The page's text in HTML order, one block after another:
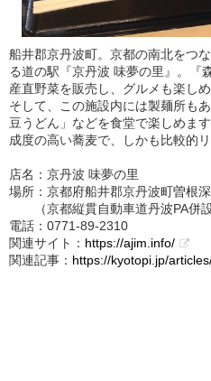
船井郡京丹波町。京都の南北をつ
る道の駅『京丹波 味夢の里』。『
産直野菜を販売し、グルメも楽し
そして、この施設内には製麺所も
豆うどん」などを食堂で楽しめま
成度の高い蕎麦で、しかも比較的
店名：京丹波 味夢の里
場所：京都府船井郡京丹波町曽根
（京都縦貫自動車道丹波PA併設
電話：0771-89-2310
関連サイト： https://ajim.info/
関連記事： https://kyotopi.jp/